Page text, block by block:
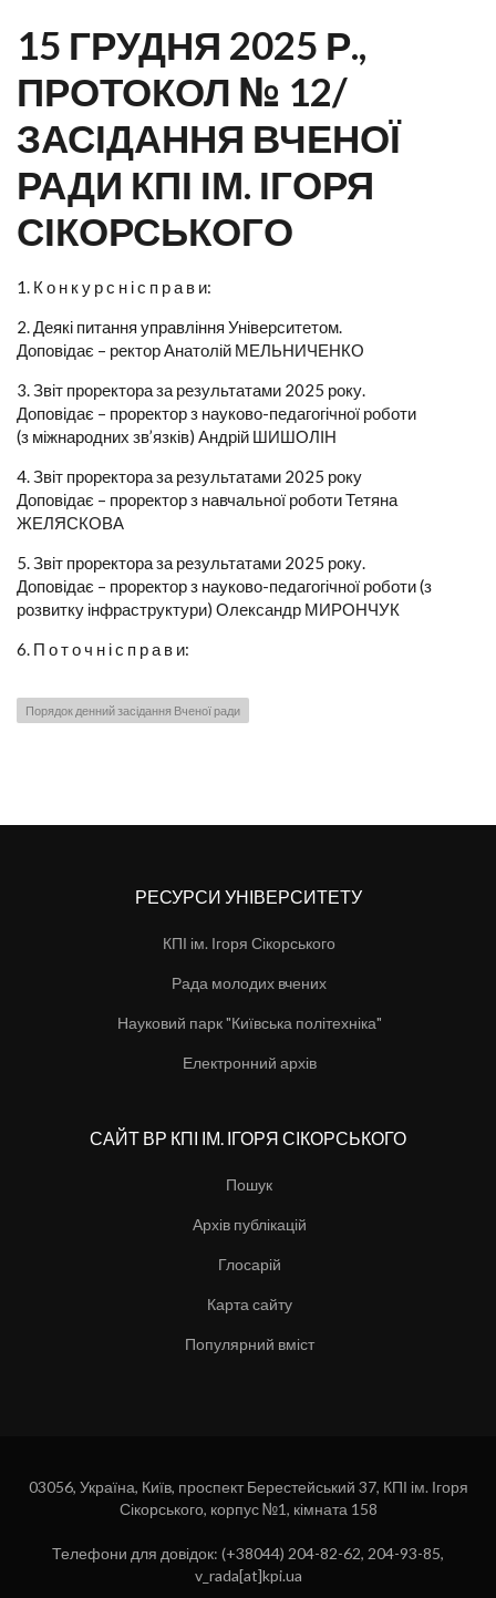
15 ГРУДНЯ 2025 Р.,
ПРОТОКОЛ № 12/
ЗАСІДАННЯ ВЧЕНОЇ
РАДИ КПІ ІМ. ІГОРЯ
СІКОРСЬКОГО
1. К о н к у р с н і с п р а в и:
2. Деякі питання управління Університетом.
Доповідає – ректор Анатолій МЕЛЬНИЧЕНКО
3. Звіт проректора за результатами 2025 року.
Доповідає – проректор з науково-педагогічної роботи
(з міжнародних зв’язків) Андрій ШИШОЛІН
4. Звіт проректора за результатами 2025 року
Доповідає – проректор з навчальної роботи Тетяна
ЖЕЛЯСКОВА
5. Звіт проректора за результатами 2025 року.
Доповідає – проректор з науково-педагогічної роботи (з
розвитку інфраструктури) Олександр МИРОНЧУК
6. П о т о ч н і с п р а в и:
Порядок денний засідання Вченої ради
РЕСУРСИ УНІВЕРСИТЕТУ
КПІ ім. Ігоря Сікорського
Рада молодих вчених
Науковий парк "Київська політехніка"
Електронний архів
САЙТ ВР КПІ ІМ. ІГОРЯ СІКОРСЬКОГО
Пошук
Архів публікацій
Глосарій
Карта сайту
Популярний вміст
03056, Україна, Київ, проспект Берестейський 37, КПІ ім. Ігоря
Сікорського, корпус №1, кімната 158
Телефони для довідок: (+38044) 204-82-62, 204-93-85,
v_rada[at]kpi.ua